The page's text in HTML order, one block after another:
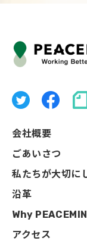
会社概要
ごあいさつ
私たちが大切に
沿革
Why
アクセス